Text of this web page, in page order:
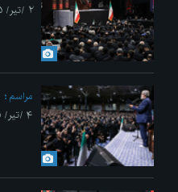
۲ /تیر/ ۱۴۰۵
مراسم
۴ /تیر/ ۱۴۰۵